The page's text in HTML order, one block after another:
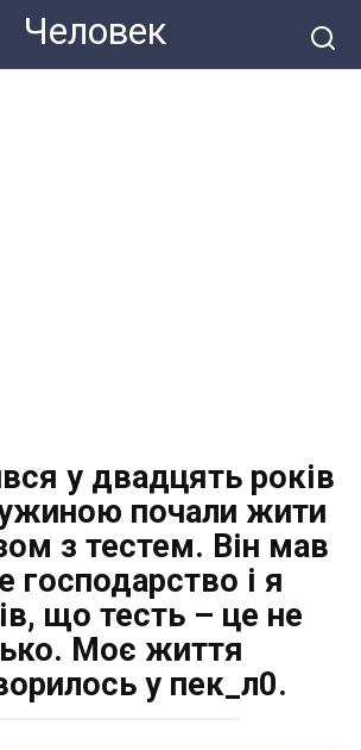
Человек
у двадцять років
почали жити
з тестем. Він мав
господарство і я
що тесть – це не
Моє життя
у пек_л0.